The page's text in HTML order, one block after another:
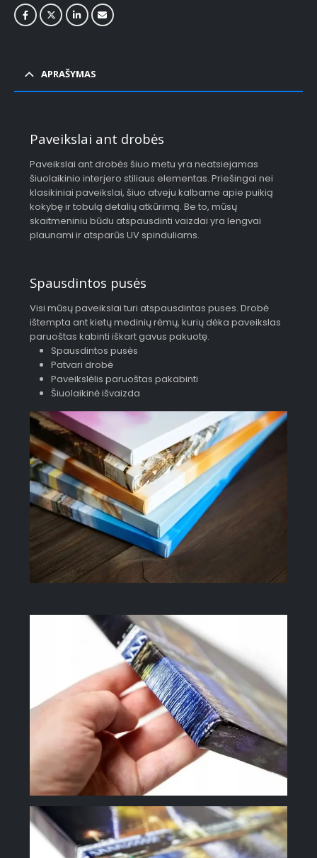
APRAŠYMAS
Paveikslai ant drobės
Paveikslai ant drobės šiuo metu yra neatsiejamas
šiuolaikinio interjero stiliaus elementas. Priešingai nei
klasikiniai paveikslai, šiuo atveju kalbame apie puikią
kokybę ir tobulą detalių atkūrimą. Be to, mūsų
skaitmeniniu būdu atspausdinti vaizdai yra lengvai
plaunami ir atsparūs UV spinduliams.
Spausdintos pusės
Visi mūsų paveikslai turi atspausdintas puses. Drobė
ištempta ant kietų medinių rėmų, kurių dėka paveikslas
paruoštas kabinti iškart gavus pakuotę.
Spausdintos pusės
Patvari drobė
Paveikslėlis paruoštas pakabinti
Šiuolaikinė išvaizda